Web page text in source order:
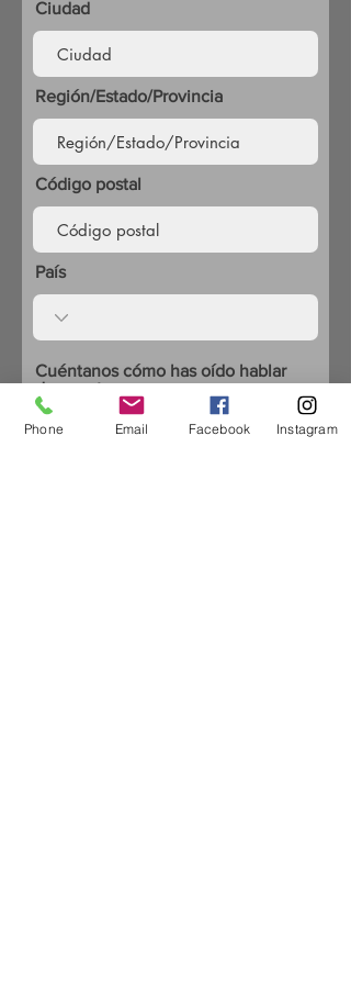
Ciudad
Región/Estado/Provincia
Código postal
País
Cuéntanos cómo has oído hablar
de nosotros:
Phone Email Facebook Instagram